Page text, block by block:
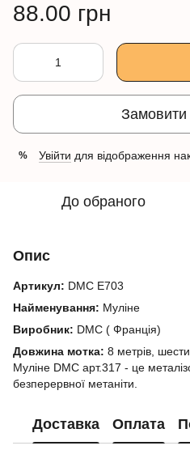
88.00 грн
% Увійти для відображення
До обраного
Опис
Артикул: DMC E703
Найменування: Муліне
Виробник: DMC ( Франція)
Довжина мотка: 8 метрів,
Муліне DMC арт.317 - це
безперервної метаніти.
Доставка Оплата